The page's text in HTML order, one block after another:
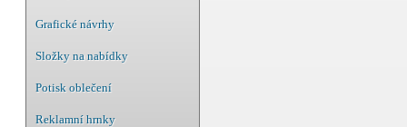
Grafické návrhy
Složky na nabídky
Potisk oblečení
Reklamní hrnky